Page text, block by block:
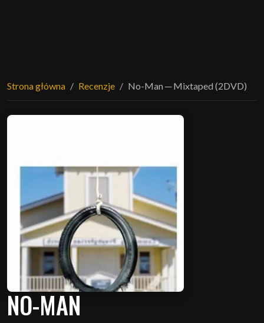
Strona główna Recenzje No-Man ─ Mixtaped (2DVD)
NO-MAN